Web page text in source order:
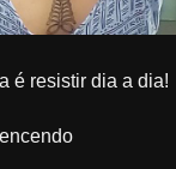
é resistir dia a dia!